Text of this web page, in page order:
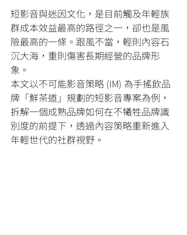
短影音與迷因文化，是目前觸及年輕族
群成本效益最高的路徑之一，卻也是風
險最高的一條。跟風不當，輕則內容石
沉大海，重則傷害長期經營的品牌形
象。
本文以不可能影音策略 (IM) 為手搖飲品
牌「鮮茶道」規劃的短影音專案為例，
拆解一個成熟品牌如何在不犧牲品牌識
別度的前提下，透過內容策略重新進入
年輕世代的社群視野。